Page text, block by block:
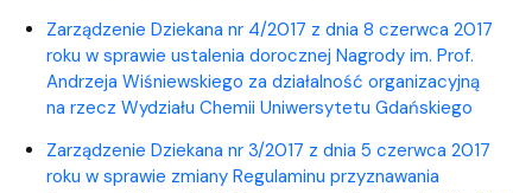
Zarządzenie Dziekana nr 4/2017 z dnia 8 czerwca 2017
roku w sprawie ustalenia dorocznej Nagrody im. Prof.
Andrzeja Wiśniewskiego za działalność organizacyjną
na rzecz Wydziału Chemii Uniwersytetu Gdańskiego
Zarządzenie Dziekana nr 3/2017 z dnia 5 czerwca 2017
roku w sprawie zmiany Regulaminu przyznawania